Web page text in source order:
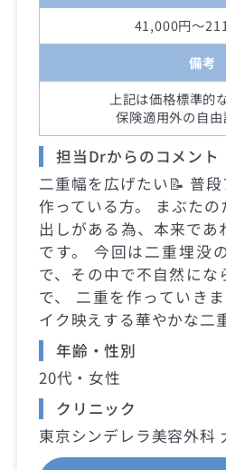
41,000円～
備考
上記は価格標準的
保険適用外の自由
担当Drからのコメント
二重幅を広げたい📝 普
作っている方。 まぶたの
出しがある為、本来であ
です。 今回は二重埋没
で、その中で不自然にな
で、 二重を作っていき
イク映えする華やかな二
年齢・性別
20代・女性
クリニック
東京シンデレラ美容外科